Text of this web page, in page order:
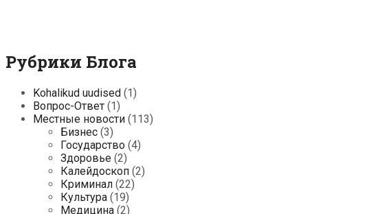
Рубрики Блога
Kohalikud uudised (1)
Вопрос-Ответ (1)
Местные новости (113)
Бизнес (3)
Государство (4)
Здоровье (2)
Калейдоскоп (2)
Криминал (22)
Культура (19)
Медицина (2)